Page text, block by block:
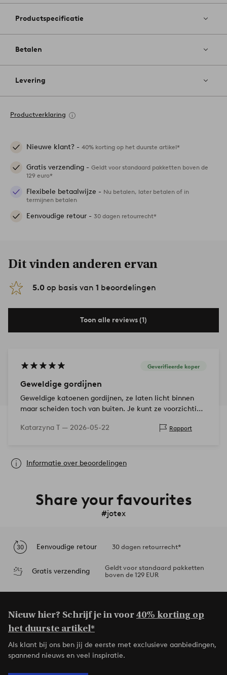
Productspecificatie
Betalen
Levering
Productverklaring
Nieuwe klant? - 40% korting op het duurste artikel*
Gratis verzending - Geldt voor standaard pakketten boven de
129 euro*
Flexibele betaalwijze - Nu betalen, later betalen of in
termijnen betalen
Eenvoudige retour - 30 dagen retourrecht*
Dit vinden anderen ervan
5.0 op basis van 1 beoordelingen
Toon alle reviews (1)
Geverifieerde koper
Geweldige gordijnen
Geweldige katoenen gordijnen, ze laten licht binnen
maar scheiden toch van buiten. Je kunt ze voorzichtig
de elementen niet.
Katarzyna T — 2026-05-22 Rapport
Informatie over beoordelingen
Share your favourites
#jotex
Eenvoudige retour 30 dagen retourrecht*
Gratis verzending
Geldt voor standaard pakketten
boven de 129 EUR
Nieuw hier? Schrijf je in voor40% korting op
het duurste artikel*
Als klant bij ons ben jij de eerste met exclusieve aanbiedingen,
spannend nieuws en veel inspiratie.